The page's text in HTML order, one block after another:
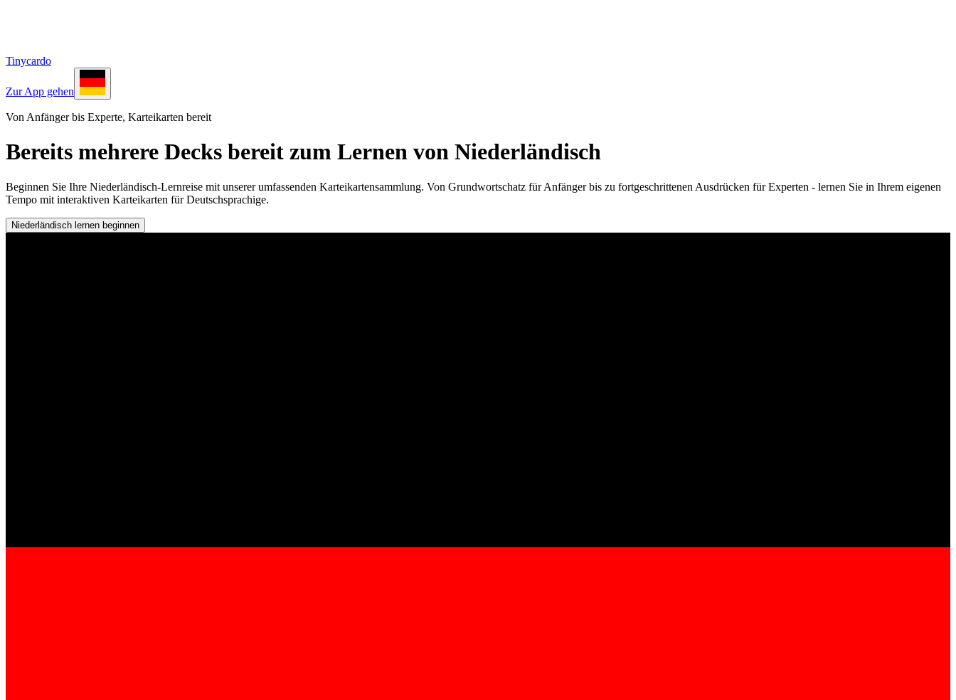
Tinycardo
Zur App gehen
Von Anfänger bis Experte, Karteikarten bereit
Bereits mehrere Decks bereit zum Lernen von Niederländisch
Beginnen Sie Ihre Niederländisch-Lernreise mit unserer umfassenden Karteikartensammlung. Von Grundwortschatz für Anfänger bis zu fortgeschrittenen Ausdrücken für Experten - lernen Sie in Ihrem eigenen
Tempo mit interaktiven Karteikarten für Deutschsprachige.
Niederländisch lernen beginnen